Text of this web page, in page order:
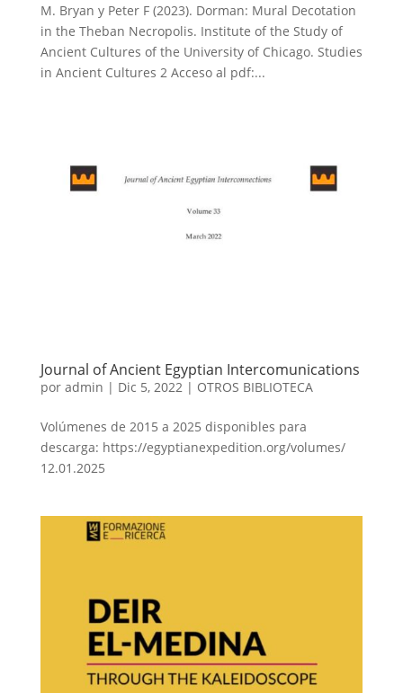
M. Bryan y Peter F (2023). Dorman: Mural Decotation
in the Theban Necropolis. Institute of the Study of
Ancient Cultures of the University of Chicago. Studies
in Ancient Cultures 2 Acceso al pdf:...
Journal of Ancient Egyptian Intercomunications
por admin | Dic 5, 2022| OTROS BIBLIOTECA
Volúmenes de 2015 a 2025 disponibles para
descarga: https://egyptianexpedition.org/volumes/
12.01.2025